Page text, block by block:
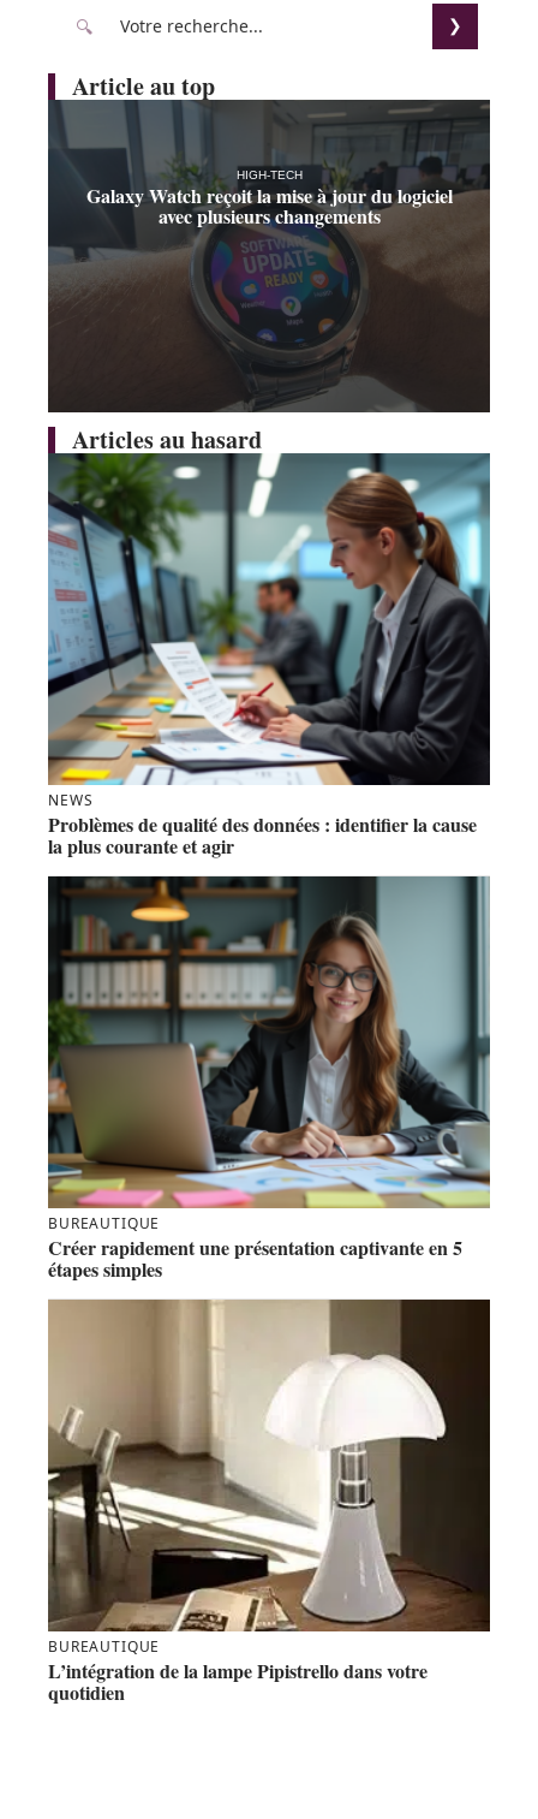
Article au top
HIGH-TECH
Galaxy Watch reçoit la mise à jour du logiciel
avec plusieurs changements
Articles au hasard
NEWS
Problèmes de qualité des données : identifier la cause
la plus courante et agir
BUREAUTIQUE
Créer rapidement une présentation captivante en 5
étapes simples
BUREAUTIQUE
L’intégration de la lampe Pipistrello dans votre
quotidien